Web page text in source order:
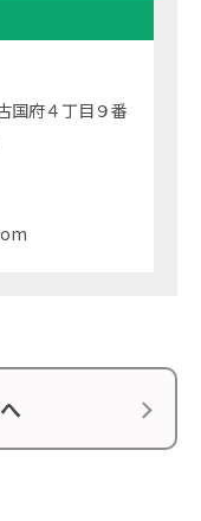
国府４丁目９番